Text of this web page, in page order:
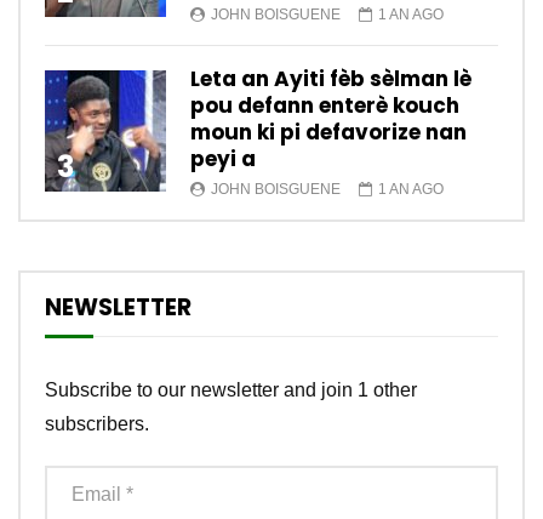
JOHN BOISGUENE 1 AN AGO
3
Leta an Ayiti fèb sèlman lè
pou defann enterè kouch
moun ki pi defavorize nan
peyi a
JOHN BOISGUENE 1 AN AGO
NEWSLETTER
Subscribe to our newsletter and join 1 other
subscribers.